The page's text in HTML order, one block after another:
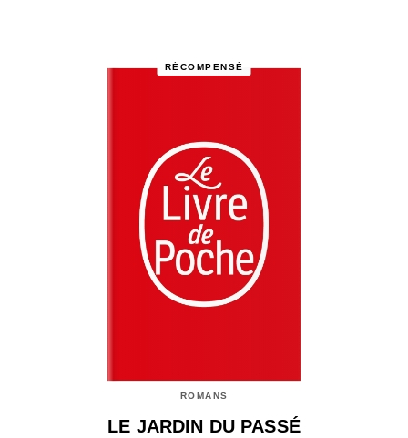
RÉCOMPENSÉ
ROMANS
LE JARDIN DU PASSÉ